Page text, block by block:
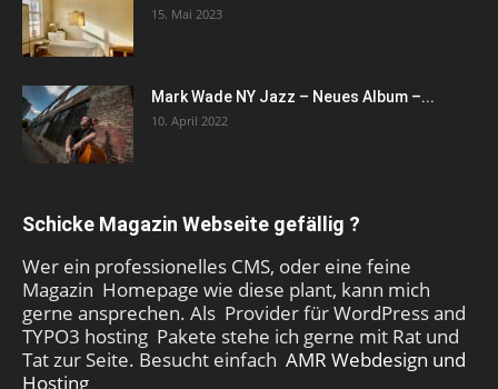
15. Mai 2023
Mark Wade NY Jazz – Neues Album –...
10. April 2022
Schicke Magazin Webseite gefällig ?
Wer ein professionelles CMS, oder eine feine
Magazin Homepage wie diese plant, kann mich
gerne ansprechen. Als Provider für WordPress and
TYPO3 hosting Pakete stehe ich gerne mit Rat und
Tat zur Seite. Besucht einfach AMR Webdesign und
Hosting